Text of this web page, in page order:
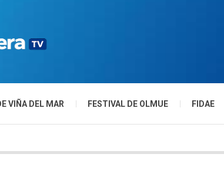
VIÑA DEL MAR FESTIVAL DE OLMUE FIDAE